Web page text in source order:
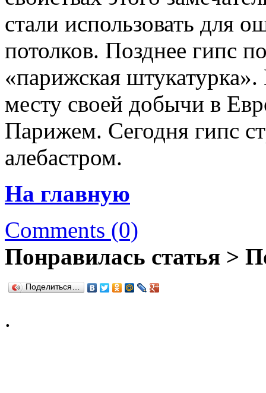
стали использовать для
потолков. Позднее гипс
«парижская
месту своей добычи в
Парижем. Сегодня гипс
алебастром.
На главную
Comments (0)
Понравилась статья >
Поделиться…
.